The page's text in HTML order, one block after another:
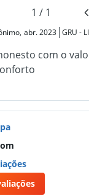
1 / 1
, abr. 2023 GRU -
com o